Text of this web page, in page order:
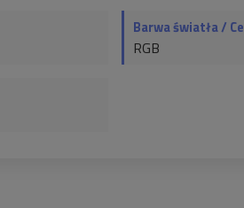
Barwa światła /
RGB